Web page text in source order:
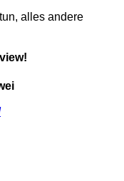
alles andere